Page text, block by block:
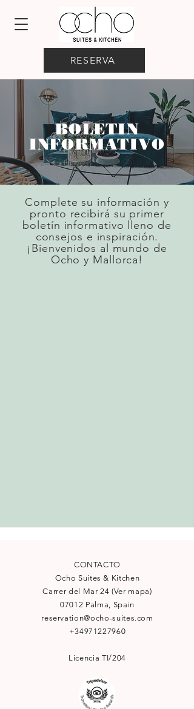
RESERVA
BOLETIN
INFORMATIVO
Complete su información y
pronto recibirá su primer
boletín informativo lleno de
consejos e inspiración.
¡Bienvenidos al mundo de
Ocho y Mallorca!
CONTACTO
Ocho Suites & Kitchen
Carrer del Mar 24 (Ver mapa)
07012 Palma, Spain
reservation@ocho-suites.com
+34971227960
Licencia TI/204